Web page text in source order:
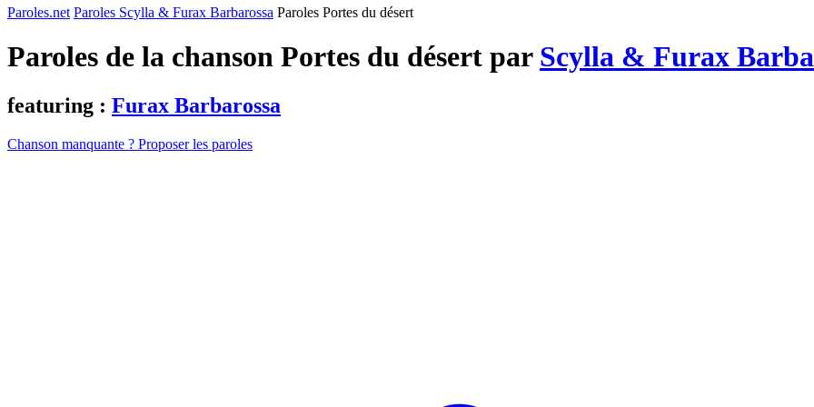
Paroles.net Paroles Scylla & Furax Barbarossa Paroles Portes du désert
Paroles de la chanson Portes du désert par Scylla & Furax
featuring : Furax Barbarossa
Chanson manquante ? Proposer les paroles